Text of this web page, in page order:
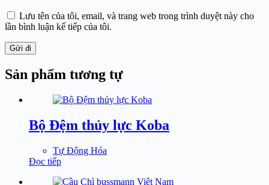
Lưu tên của tôi, email, và trang web trong trình duyệt này cho
lần bình luận kế tiếp của tôi.
Gửi đi
Sản phẩm tương tự
Bộ Đệm thủy lực Koba
Tự Động Hóa
Đọc tiếp